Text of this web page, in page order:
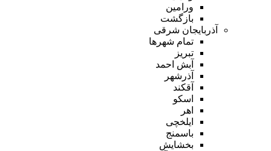
ورامین
بازگشت
آذربایجان شرقی
تمام شهر‌ها
تبریز
آبش احمد
آذرشهر
آقکند
اسکو
اهر
ایلخچی
باسمنج
بخشایش